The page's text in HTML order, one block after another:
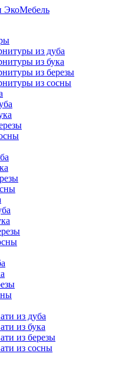
из дуба
из бука
из березы
из сосны
из дуба
из бука
из березы
из сосны